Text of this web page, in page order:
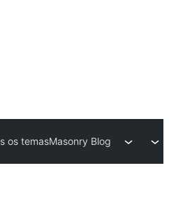
os temasMasonry Blog